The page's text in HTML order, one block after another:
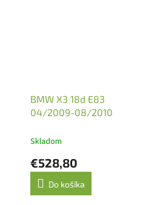
BMW X3 18d E83
04/2009-08/2010
Skladom
€528,80
Do košíka